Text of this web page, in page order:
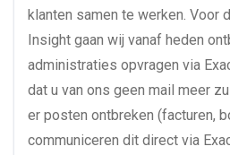
klanten samen te werken. Voor
Insight gaan wij vanaf heden
administraties opvragen via
dat u van ons geen mail meer
er posten ontbreken (facturen,
communiceren dit direct via